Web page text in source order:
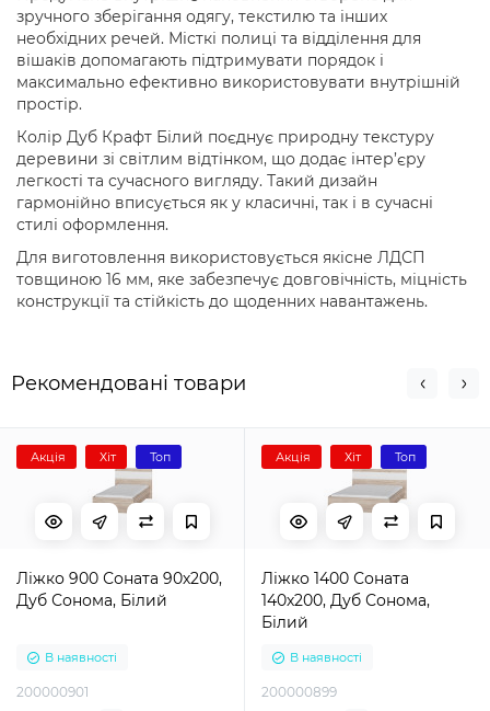
зручного зберігання одягу, текстилю та інших
необхідних речей. Місткі полиці та відділення для
вішаків допомагають підтримувати порядок і
максимально ефективно використовувати внутрішній
простір.
Колір Дуб Крафт Білий поєднує природну текстуру
деревини зі світлим відтінком, що додає інтер’єру
легкості та сучасного вигляду. Такий дизайн
гармонійно вписується як у класичні, так і в сучасні
стилі оформлення.
Для виготовлення використовується якісне ЛДСП
товщиною 16 мм, яке забезпечує довговічність, міцність
конструкції та стійкість до щоденних навантажень.
Рекомендовані товари
Акція Хіт Топ
Ліжко 900 Соната 90х200,
Дуб Сонома, Білий
В наявності
200000901
Акція Хіт Топ
Ліжко 1400 Соната
140х200, Дуб Сонома,
Білий
В наявності
200000899